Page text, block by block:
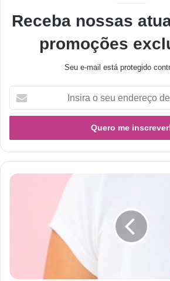
Receba nossas
promoções
Seu e-mail está protegido